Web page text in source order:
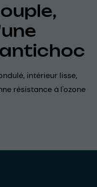
intérieur lisse,
résistance à l'ozone